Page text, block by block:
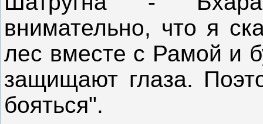
внимательно, что я
лес вместе с Рамой и
защищают глаза.
бояться".